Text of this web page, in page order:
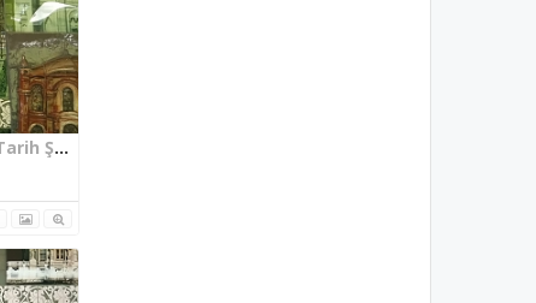
Bilecik Osmanlı Padişahları Tarih Şeridi Sultan Abdülaziz